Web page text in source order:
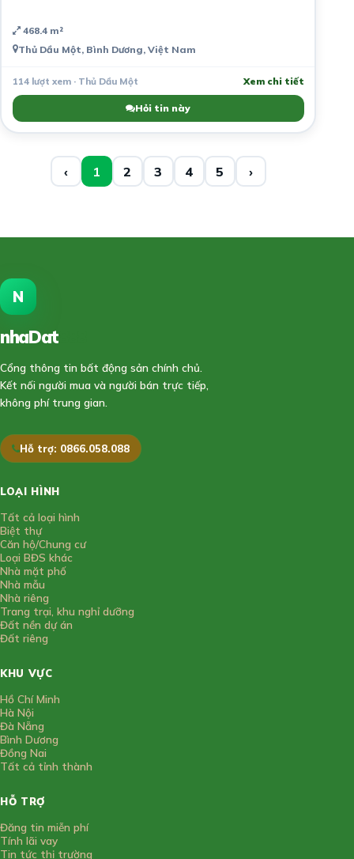
468.4 m²
Thủ Dầu Một, Bình Dương, Việt Nam
114 lượt xem · Thủ Dầu Một Xem chi tiết
Hỏi tin này
‹ 1 2 3 4 5 ›
N
nhaDat
Cổng thông tin bất động sản chính chủ.
Kết nối người mua và người bán trực tiếp,
không phí trung gian.
Hỗ trợ: 0866.058.088
LOẠI HÌNH
Tất cả loại hình
Biệt thự
Căn hộ/Chung cư
Loại BĐS khác
Nhà mặt phố
Nhà mẫu
Nhà riêng
Trang trại, khu nghỉ dưỡng
Đất nền dự án
Đất riêng
KHU VỰC
Hồ Chí Minh
Hà Nội
Đà Nẵng
Bình Dương
Đồng Nai
Tất cả tỉnh thành
HỖ TRỢ
Đăng tin miễn phí
Tính lãi vay
Tin tức thị trường